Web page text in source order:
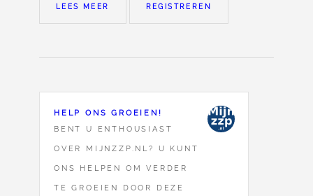
LEES MEER REGISTREREN
HELP ONS GROEIEN!
BENT U ENTHOUSIAST
OVER MIJNZZP.NL? U KUNT
ONS HELPEN OM VERDER
TE GROEIEN DOOR DEZE